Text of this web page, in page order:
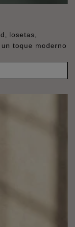
losetas,
toque moderno